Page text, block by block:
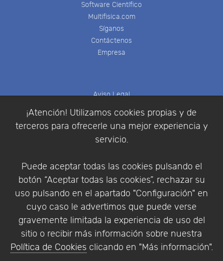
¡Atención! Utilizamos cookies propias y de
terceros para ofrecerle una mejor experiencia y
servicio.
Puede aceptar todas las cookies pulsando el
botón “Aceptar todas las cookies”, rechazar su
uso pulsando en el apartado "Configuración" en
cuyo caso le advertimos que puede verse
gravemente limitada la experiencia de uso del
sitio o recibir más información sobre nuestra
Política de Cookies clicando en "Más información".
Software Científico
Multifisica.com
Síganos
Contáctenos
Empresa
Aviso Legal
Política de Privacidad
Condiciones de compra
Identificarse
Empresa|Aviso Legal| Política de Privacidad |
Política de Cookies
© Copyright 1994 - 2026. Addlink Software
Científico, S.L.